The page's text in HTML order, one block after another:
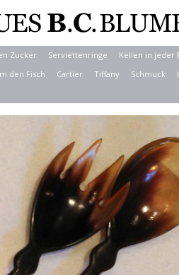
Zucker Serviettenringe
Kellen in jeder
den Fisch Cartier Tiffany Schmuck